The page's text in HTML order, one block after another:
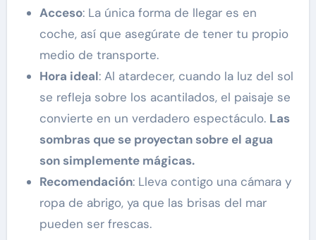
Acceso: La única forma de llegar es en
coche, así que asegúrate de tener tu propio
medio de transporte.
Hora ideal: Al atardecer, cuando la luz del sol
se refleja sobre los acantilados, el paisaje se
convierte en un verdadero espectáculo. Las
sombras que se proyectan sobre el agua
son simplemente mágicas.
Recomendación: Lleva contigo una cámara y
ropa de abrigo, ya que las brisas del mar
pueden ser frescas.